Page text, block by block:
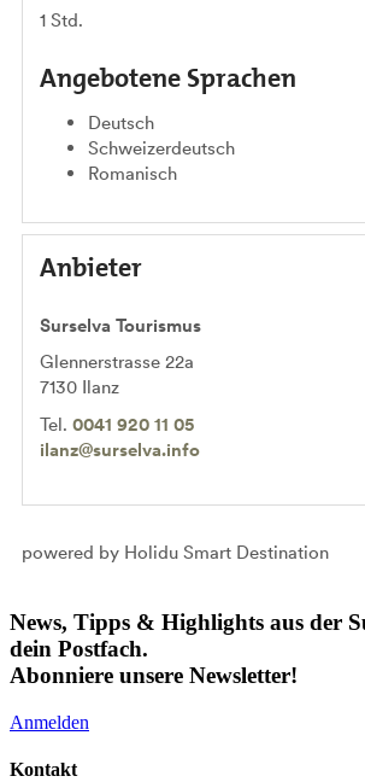
1 Std.
Angebotene Sprachen
Deutsch
Schweizerdeutsch
Romanisch
Anbieter
Surselva Tourismus
Glennerstrasse 22a
7130 Ilanz
Tel. 0041 920 11 05
ilanz@surselva.info
powered by Holidu Smart Destination
News, Tipps & Highlights aus der
dein Postfach.
Abonniere unsere Newsletter!
Anmelden
Kontakt